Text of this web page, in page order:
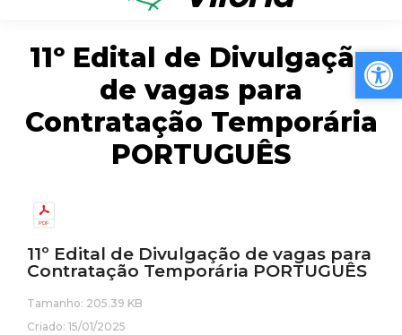
11º Edital de Divulgação
de vagas para
Contratação Temporária
PORTUGUÊS
11º Edital de Divulgação de vagas para
Contratação Temporária PORTUGUÊS
Tamanho: 205.39 KB
Criado: 15/01/2025